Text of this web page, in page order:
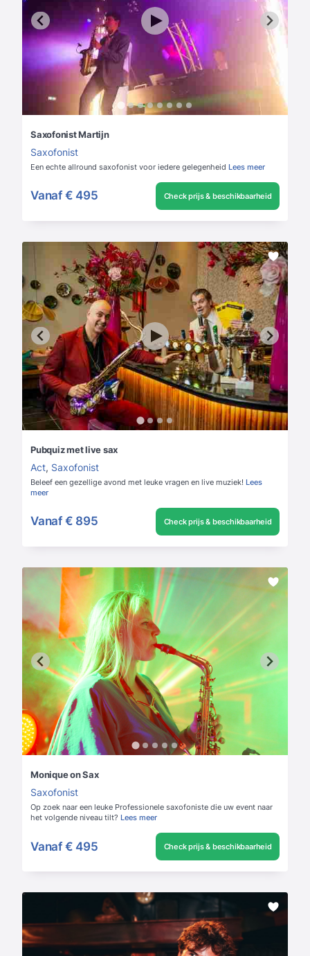
Saxofonist Martijn
Saxofonist
Een echte allround saxofonist voor iedere gelegenheid Lees meer
Vanaf € 495 Check prijs & beschikbaarheid
Pubquiz met live sax
Act, Saxofonist
Beleef een gezellige avond met leuke vragen en live muziek! Lees
meer
Vanaf € 895 Check prijs & beschikbaarheid
Monique on Sax
Saxofonist
Op zoek naar een leuke Professionele saxofoniste die uw event naar
het volgende niveau tilt? Lees meer
Vanaf € 495 Check prijs & beschikbaarheid